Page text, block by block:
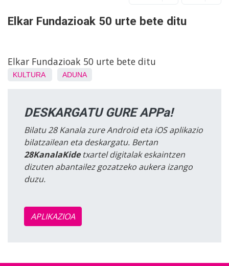
Elkar Fundazioak 50 urte bete ditu
Elkar Fundazioak 50 urte bete ditu
KULTURA ADUNA
DESKARGATU GURE APPa!
Bilatu 28 Kanala zure Android eta iOS aplikazio
bilatzailean eta deskargatu. Bertan
28KanalaKidetxartel digitalak eskaintzen
dizuten abantailez gozatzeko aukera izango
duzu.
APLIKAZIOA